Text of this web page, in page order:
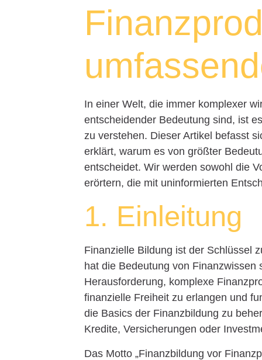
In einer Welt, die immer komplexer
entscheidender Bedeutung sind, ist
zu verstehen. Dieser Artikel befasst
erklärt, warum es von größter
entscheidet. Wir werden sowohl die
erörtern, die mit uninformierten
1. Einleitung
Finanzielle Bildung ist der Schlüssel
hat die Bedeutung von
Herausforderung, komplexe
finanzielle Freiheit zu erlangen und
die Basics der Finanzbildung zu
Kredite, Versicherungen oder
Das Motto „Finanzbildung vor